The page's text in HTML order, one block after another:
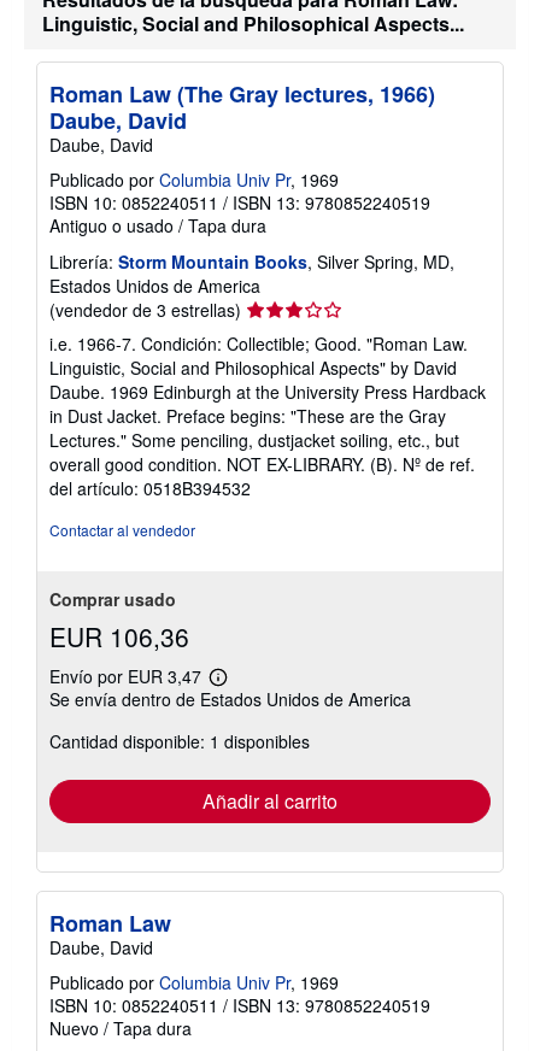
r
i
a
d
o
Linguistic, Social and Philosophical Aspects...
Roman Law (The Gray lectures, 1966)
Daube, David
Daube, David
Publicado por Columbia Univ Pr, 1969
ISBN 10: 0852240511 / ISBN 13: 9780852240519
Antiguo o usado / Tapa dura
Librería: Storm Mountain Books, Silver Spring, MD,
Estados Unidos de America
(vendedor de 3 estrellas) Calificación
del
vendedor:
3
de
5
estrellas
i.e. 1966-7. Condición: Collectible; Good. "Roman Law.
Linguistic, Social and Philosophical Aspects" by David
Daube. 1969 Edinburgh at the University Press Hardback
in Dust Jacket. Preface begins: "These are the Gray
Lectures." Some penciling, dustjacket soiling, etc., but
overall good condition. NOT EX-LIBRARY. (B). Nº de ref.
del artículo: 0518B394532
Contactar al vendedor
Comprar usado
EUR 106,36
Envío por EUR 3,47
Más
información
las
tarifas
envío
Se envía dentro de Estados Unidos de America
Cantidad disponible: 1 disponibles
Añadir al carrito
Roman Law
Daube, David
Publicado por Columbia Univ Pr, 1969
ISBN 10: 0852240511 / ISBN 13: 9780852240519
Nuevo / Tapa dura